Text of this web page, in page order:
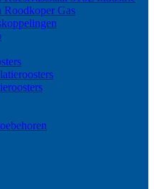
Roodkoper Gas